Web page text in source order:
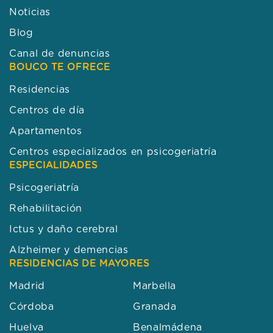
Noticias
Blog
Canal de denuncias
BOUCO TE OFRECE
Residencias
Centros de día
Apartamentos
Centros especializados en psicogeriatría
ESPECIALIDADES
Psicogeriatría
Rehabilitación
Ictus y daño cerebral
Alzheimer y demencias
RESIDENCIAS DE MAYORES
Madrid Marbella
Córdoba Granada
Huelva Benalmádena